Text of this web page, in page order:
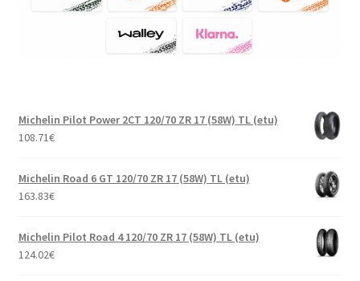
Michelin Pilot Power 2CT 120/70 ZR 17 (58W) TL (etu)
108.71€
Michelin Road 6 GT 120/70 ZR 17 (58W) TL (etu)
163.83€
Michelin Pilot Road 4 120/70 ZR 17 (58W) TL (etu)
124.02€